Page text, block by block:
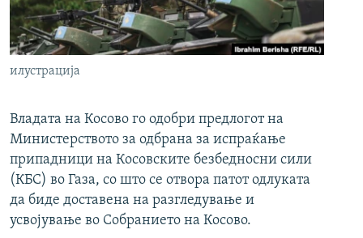
илустрација
Владата на Косово го одобри предлогот на
Министерството за одбрана за испраќање
припадници на Косовските безбедносни сили
(КБС) во Газа, со што се отвора патот одлуката
да биде доставена на разгледување и
усвојување во Собранието на Косово.